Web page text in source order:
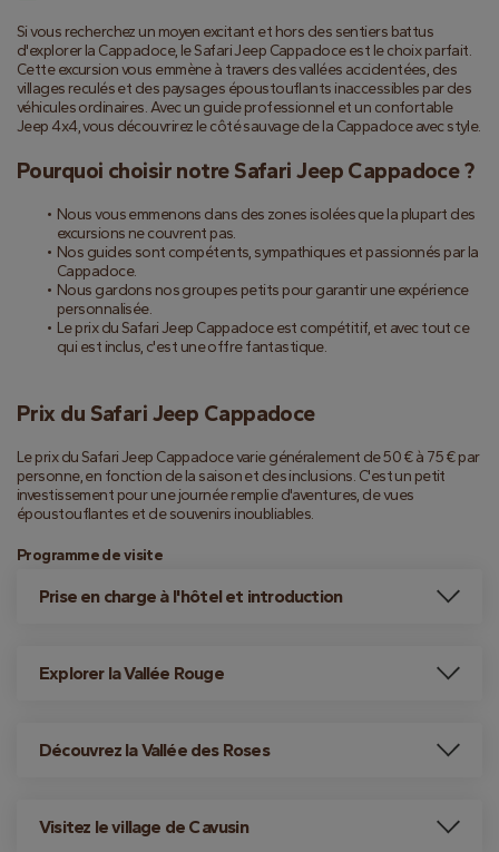
Si vous recherchez un moyen excitant et hors des sentiers battus
d'explorer la Cappadoce, le Safari Jeep Cappadoce est le choix parfait.
Cette excursion vous emmène à travers des vallées accidentées, des
villages reculés et des paysages époustouflants inaccessibles par des
véhicules ordinaires. Avec un guide professionnel et un confortable
Jeep 4x4, vous découvrirez le côté sauvage de la Cappadoce avec style.
Pourquoi choisir notre Safari Jeep Cappadoce ?
Nous vous emmenons dans des zones isolées que la plupart des
excursions ne couvrent pas.
Nos guides sont compétents, sympathiques et passionnés par la
Cappadoce.
Nous gardons nos groupes petits pour garantir une expérience
personnalisée.
Le prix du Safari Jeep Cappadoce est compétitif, et avec tout ce
qui est inclus, c'est une offre fantastique.
Prix du Safari Jeep Cappadoce
Le prix du Safari Jeep Cappadoce varie généralement de 50 € à 75 € par
personne, en fonction de la saison et des inclusions. C'est un petit
investissement pour une journée remplie d'aventures, de vues
époustouflantes et de souvenirs inoubliables.
Programme de visite
Prise en charge à l'hôtel et introduction
Explorer la Vallée Rouge
Découvrez la Vallée des Roses
Visitez le village de Cavusin